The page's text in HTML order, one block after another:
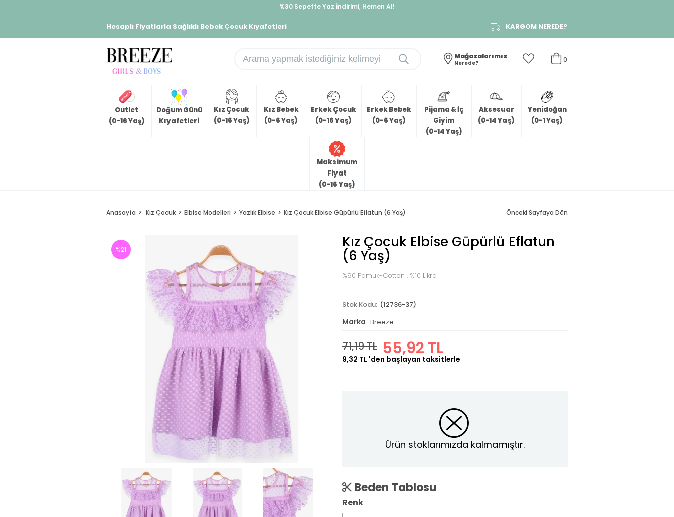
%30 Sepette Yaz İndirimi, Hemen Al!
Hesaplı Fiyatlarla Sağlıklı Bebek Çocuk Kıyafetleri KARGOM NEREDE?
0
Mağazalarımız
Nerede?
Outlet
(0-16 Yaş)
Doğum Günü
Kıyafetleri
Kız Çocuk
(0-16 Yaş)
Kız Bebek
(0-6 Yaş)
Erkek Çocuk
(0-16 Yaş)
Erkek Bebek
(0-6 Yaş)
Pijama & İç
Giyim
(0-14 Yaş)
Aksesuar
(0-14 Yaş)
Yenidoğan
(0-1 Yaş)
Maksimum
Fiyat
(0-16 Yaş)
Anasayfa Kız Çocuk Elbise Modelleri Yazlık Elbise Kız Çocuk Elbise Güpürlü Eflatun (6 Yaş) Önceki Sayfaya Dön
%21 Kız Çocuk Elbise Güpürlü Eflatun
(6 Yaş)
%90 Pamuk-Cotton , %10 Likra
(12736-37)
Marka : Breeze
71,19 TL 55,92 TL
9,32 TL 'den başlayan taksitlerle
Ürün stoklarımızda kalmamıştır.
Beden Tablosu
Renk